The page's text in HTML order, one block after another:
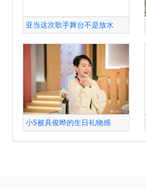
亚当这次歌手舞台不是放水
小S被具俊晔的生日礼物感